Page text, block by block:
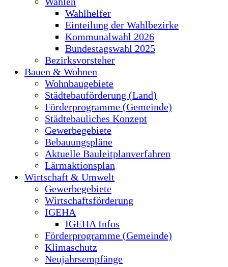
Wahlhelfer
Einteilung der Wahlbezirke
Kommunalwahl 2026
Bundestagswahl 2025
Bezirksvorsteher
Bauen & Wohnen
Wohnbaugebiete
Städtebauförderung (Land)
Förderprogramme (Gemeinde)
Städtebauliches Konzept
Gewerbegebiete
Bebauungspläne
Aktuelle Bauleitplanverfahren
Lärmaktionsplan
Wirtschaft & Umwelt
Gewerbegebiete
Wirtschaftsförderung
IGEHA
IGEHA Infos
Förderprogramme (Gemeinde)
Klimaschutz
Neujahrsempfänge